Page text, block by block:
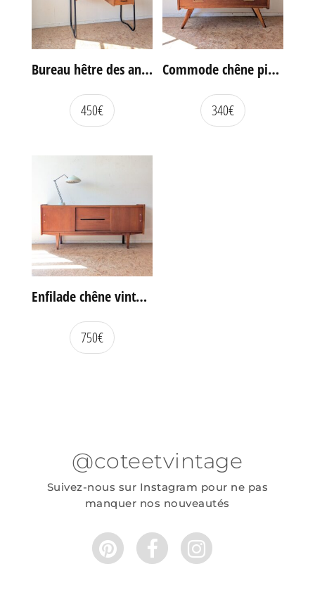
Bureau hêtre des années 60
450€
Commode chêne pieds compas vintage
340€
Enfilade chêne vintage portes coulissantes
750€
@coteetvintage
Suivez-nous sur Instagram pour ne pas
manquer nos nouveautés